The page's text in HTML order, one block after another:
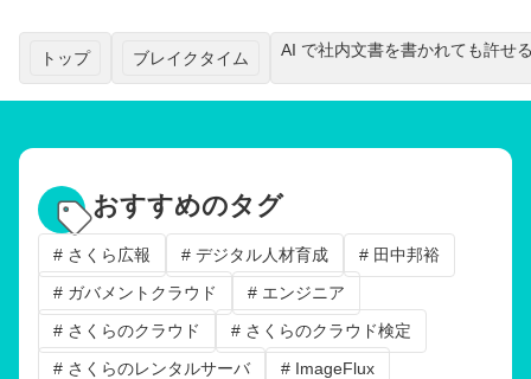
トップ ブレイクタイム AI で社内文書を書かれても許せ
おすすめのタグ
# さくら広報 # デジタル人材育成
# 田中邦裕
# ガバメントクラウド
# エンジニア
# さくらのクラウド
# さくらのクラウド検定
# さくらのレンタルサーバ
# ImageFlux